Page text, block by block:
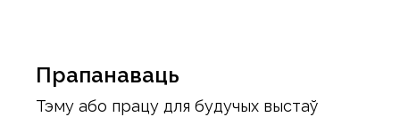
Прапанаваць
Тэму або працу для будучых выстаў